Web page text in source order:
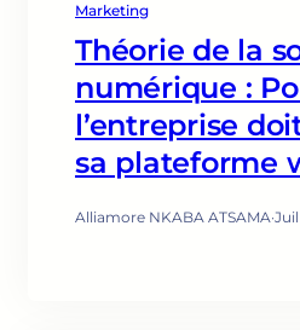
Marketing
Théorie de la
numérique :
l’entreprise
sa plateforme
Alliamore NKABA ATSAMA·